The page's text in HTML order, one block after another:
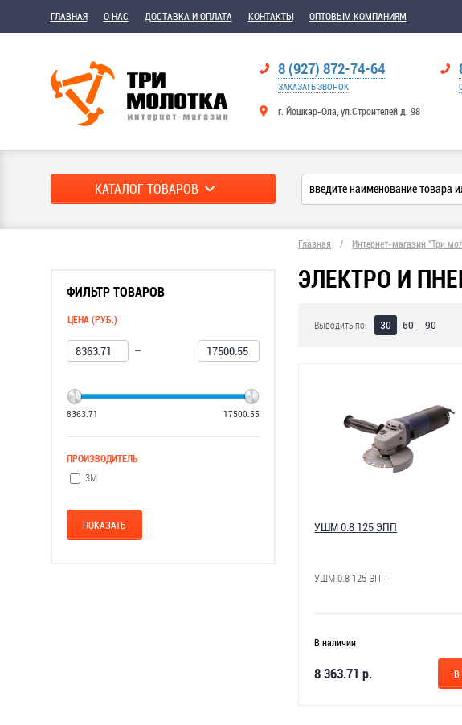
ГЛАВНАЯ О НАС ДОСТАВКА И ОПЛАТА КОНТАКТЫ ОПТОВЫМ КОМПАНИЯМ
8 (927) 872-74-64
ЗАКАЗАТЬ ЗВОНОК
г. Йошкар-Ола, ул.Строителей д. 98
КАТАЛОГ ТОВАРОВ
ФИЛЬТР ТОВАРОВ
ЦЕНА (РУБ.)
—
8363.71 17500.55
ПРОИЗВОДИТЕЛЬ
3М
Главная / Интернет-магазин "Три
ЭЛЕКТРО И
Выводить по: 30 60 90
УШМ 0.8 125 ЭПП
УШМ 0.8 125 ЭПП
В наличии
8 363.71 р. В